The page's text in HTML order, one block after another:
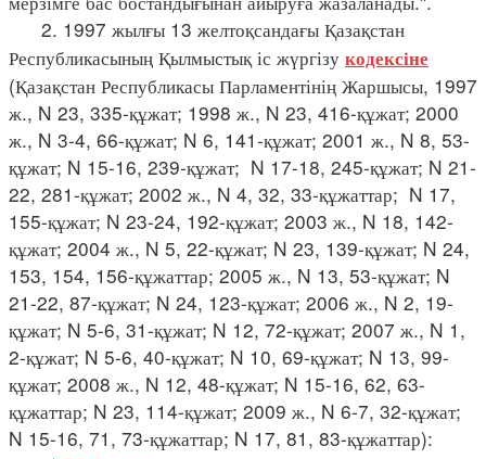
2. 1997 жылғы 13 желтоқсандағы Қазақстан
Республикасының Қылмыстық іс жүргізу кодексіне
(Қазақстан Республикасы Парламентінің Жаршысы, 1997
ж., N 23, 335-құжат; 1998 ж., N 23, 416-құжат; 2000
ж., N 3-4, 66-құжат; N 6, 141-құжат; 2001 ж., N 8, 53-
құжат; N 15-16, 239-құжат; N 17-18, 245-құжат; N 21-
22, 281-құжат; 2002 ж., N 4, 32, 33-құжаттар; N 17,
155-құжат; N 23-24, 192-құжат; 2003 ж., N 18, 142-
құжат; 2004 ж., N 5, 22-құжат; N 23, 139-құжат; N 24,
153, 154, 156-құжаттар; 2005 ж., N 13, 53-құжат; N
21-22, 87-құжат; N 24, 123-құжат; 2006 ж., N 2, 19-
құжат; N 5-6, 31-құжат; N 12, 72-құжат; 2007 ж., N 1,
2-құжат; N 5-6, 40-құжат; N 10, 69-құжат; N 13, 99-
құжат; 2008 ж., N 12, 48-құжат; N 15-16, 62, 63-
құжаттар; N 23, 114-құжат; 2009 ж., N 6-7, 32-құжат;
N 15-16, 71, 73-құжаттар; N 17, 81, 83-құжаттар):